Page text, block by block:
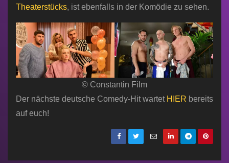
Theaterstücks, ist ebenfalls in der Komödie zu sehen.
© Constantin Film
Der nächste deutsche Comedy-Hit wartet HIER bereits
auf euch!